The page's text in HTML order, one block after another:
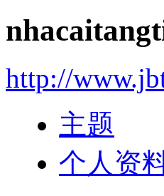
http://
主题
个人资